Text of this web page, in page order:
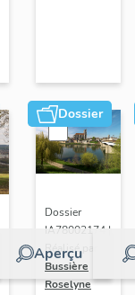
Dossier
Aperçu
Dossier
IA78002174 |
Réalisé par
Bussière
Roselyne